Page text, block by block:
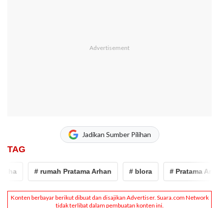
Jadikan Sumber Pilihan
TAG
# rumah Pratama Arhan # blora # Pratama Arhan